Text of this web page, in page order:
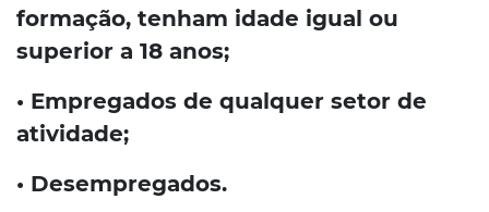
formação, tenham idade igual ou
superior a 18 anos;
• Empregados de qualquer setor de
atividade;
• Desempregados.